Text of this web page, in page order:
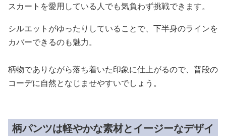
スカートを愛用している人でも気負わず挑戦できます。
シルエットがゆったりしていることで、下半身のラインを
カバーできるのも魅力。
柄物でありながら落ち着いた印象に仕上がるので、普段の
コーデに自然となじませやすいでしょう。
柄パンツは軽やかな素材とイージーなデザイ